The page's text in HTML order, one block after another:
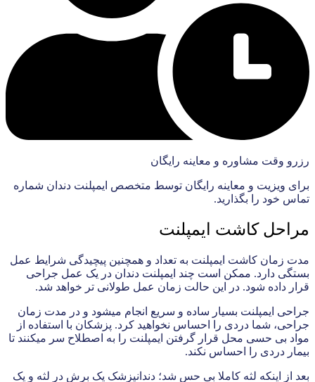
رزرو وقت مشاوره و معاینه رایگان
برای ویزیت و معاینه رایگان توسط متخصص ایمپلنت دندان شماره
تماس خود را بگذارید.
مراحل کاشت ایمپلنت
مدت زمان کاشت ایمپلنت به تعداد و همچنین پیچیدگی شرایط عمل
بستگی دارد. ممکن است چند ایمپلنت دندان در یک عمل جراحی
قرار داده شود. در این حالت زمان عمل طولانی تر خواهد شد.
جراحی ایمپلنت بسیار ساده و سریع انجام میشود و در مدت زمان
جراحی، شما دردی را احساس نخواهید کرد. پزشکان با استفاده از
مواد بی حسی محل قرار گرفتن ایمپلنت را به اصطلاح سر میکنند تا
بیمار دردی را احساس نکند.
بعد از اینکه لثه کاملا بی حس شد؛ دندانپزشک یک برش در لثه و یک